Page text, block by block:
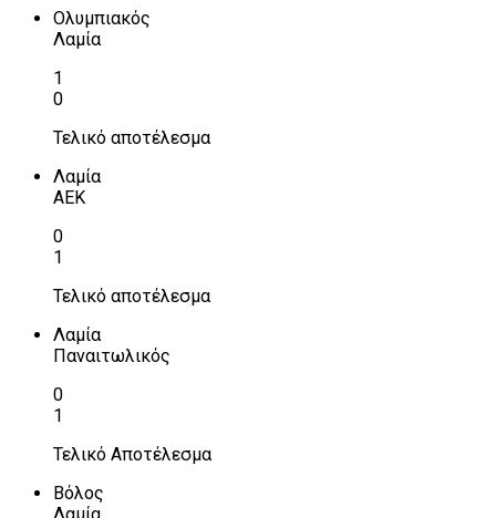
Ολυμπιακός
Λαμία
1
0
Τελικό αποτέλεσμα
Λαμία
ΑΕΚ
0
1
Τελικό αποτέλεσμα
Λαμία
Παναιτωλικός
0
1
Τελικό Αποτέλεσμα
Βόλος